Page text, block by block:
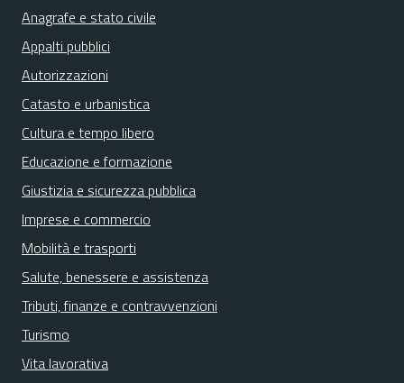
Anagrafe e stato civile
Appalti pubblici
Autorizzazioni
Catasto e urbanistica
Cultura e tempo libero
Educazione e formazione
Giustizia e sicurezza pubblica
Imprese e commercio
Mobilità e trasporti
Salute, benessere e assistenza
Tributi, finanze e contravvenzioni
Turismo
Vita lavorativa